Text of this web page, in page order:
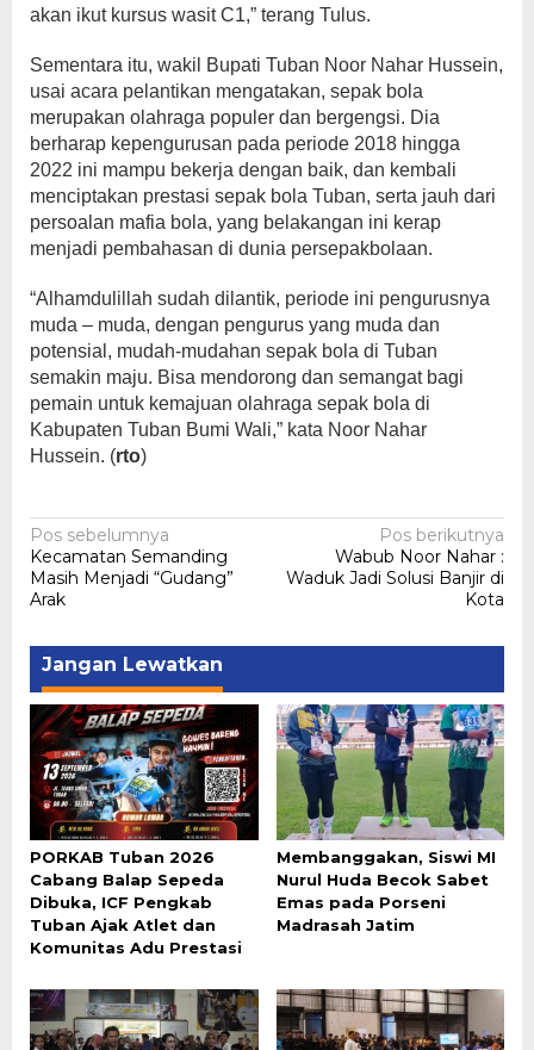
akan ikut kursus wasit C1,” terang Tulus.
Sementara itu, wakil Bupati Tuban Noor Nahar Hussein,
usai acara pelantikan mengatakan, sepak bola
merupakan olahraga populer dan bergengsi. Dia
berharap kepengurusan pada periode 2018 hingga
2022 ini mampu bekerja dengan baik, dan kembali
menciptakan prestasi sepak bola Tuban, serta jauh dari
persoalan mafia bola, yang belakangan ini kerap
menjadi pembahasan di dunia persepakbolaan.
“Alhamdulillah sudah dilantik, periode ini pengurusnya
muda – muda, dengan pengurus yang muda dan
potensial, mudah-mudahan sepak bola di Tuban
semakin maju. Bisa mendorong dan semangat bagi
pemain untuk kemajuan olahraga sepak bola di
Kabupaten Tuban Bumi Wali,” kata Noor Nahar
Hussein. (rto)
Navigasi
pos
Pos sebelumnya
Kecamatan Semanding
Masih Menjadi “Gudang”
Arak
Pos berikutnya
Wabub Noor Nahar :
Waduk Jadi Solusi Banjir di
Kota
Jangan Lewatkan
PORKAB Tuban 2026
Cabang Balap Sepeda
Dibuka, ICF Pengkab
Tuban Ajak Atlet dan
Komunitas Adu Prestasi
Membanggakan, Siswi MI
Nurul Huda Becok Sabet
Emas pada Porseni
Madrasah Jatim